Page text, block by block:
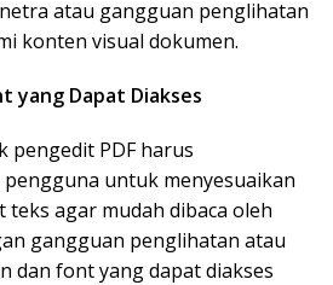
atau gangguan penglihatan
konten visual dokumen.
yang Dapat Diakses
pengedit PDF harus
untuk menyesuaikan
agar mudah dibaca oleh
gangguan penglihatan atau
dan font yang dapat diakses